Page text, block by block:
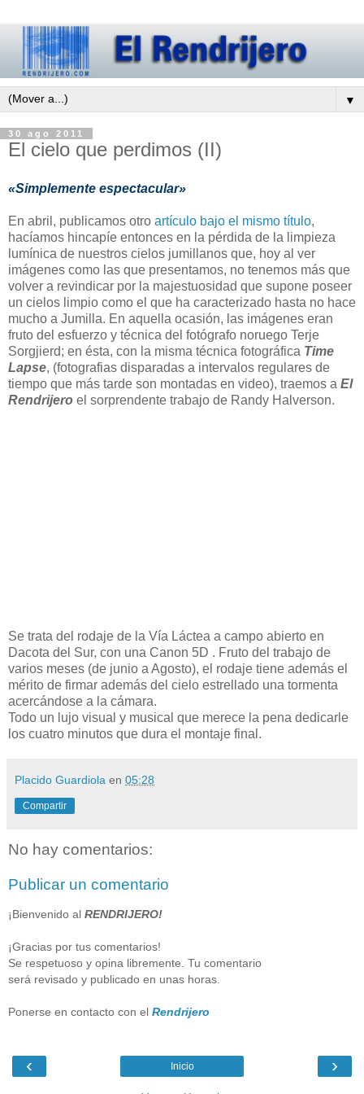
▼
30 ago 2011
El cielo que perdimos (II)
«Simplemente espectacular»
En abril, publicamos otro artículo bajo el mismo título,
hacíamos hincapíe entonces en la pérdida de la limpieza
lumínica de nuestros cielos jumillanos que, hoy al ver
imágenes como las que presentamos, no tenemos más que
volver a revindicar por la majestuosidad que supone poseer
un cielos limpio como el que ha caracterizado hasta no hace
mucho a Jumilla. En aquella ocasión, las imágenes eran
fruto del esfuerzo y técnica del fotógrafo noruego Terje
Sorgjierd; en ésta, con la misma técnica fotográfica Time
Lapse, (fotografias disparadas a intervalos regulares de
tiempo que más tarde son montadas en video), traemos a El
Rendrijero el sorprendente trabajo de Randy Halverson.
Se trata del rodaje de la Vía Láctea a campo abierto en
Dacota del Sur, con una Canon 5D . Fruto del trabajo de
varios meses (de junio a Agosto), el rodaje tiene además el
mérito de firmar además del cielo estrellado una tormenta
acercándose a la cámara.
Todo un lujo visual y musical que merece la pena dedicarle
los cuatro minutos que dura el montaje final.
Placido Guardiola en 05:28
Compartir
No hay comentarios:
Publicar un comentario
¡Bienvenido al RENDRIJERO!
¡Gracias por tus comentarios!
Se respetuoso y opina libremente. Tu comentario
será revisado y publicado en unas horas.
Ponerse en contacto con el Rendrijero
‹ ›
Inicio